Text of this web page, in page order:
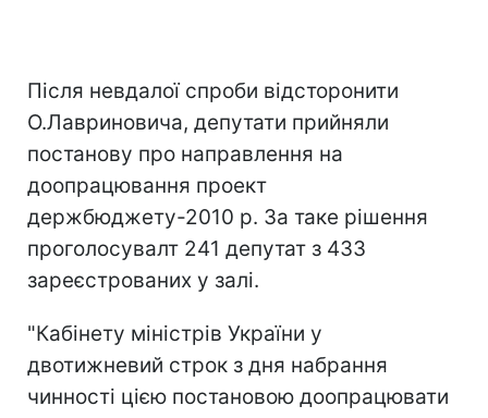
Після невдалої спроби відсторонити
О.Лавриновича, депутати прийняли
постанову про направлення на
доопрацювання проект
держбюджету-2010 р. За таке рішення
проголосувалт 241 депутат з 433
зареєстрованих у залі.
"Кабінету міністрів України у
двотижневий строк з дня набрання
чинності цією постановою доопрацювати